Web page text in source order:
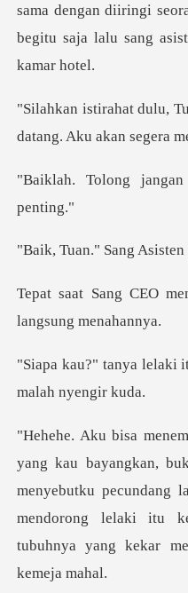
sama dengan diiringi
datang.
" Sang Asist
menyebutku pecundang
mendorong lelaki it